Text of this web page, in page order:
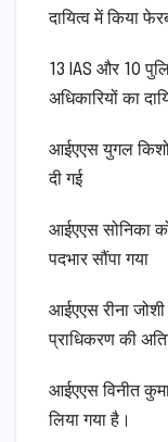
दायित्व में किया
13 IAS और 10
अधिकारियों का
आईएएस युगल
दी गई
आईएएस सोनिका
पदभार सौंपा गया
आईएएस रीना जोशी
प्राधिकरण की
आईएएस विनीत
लिया गया है।